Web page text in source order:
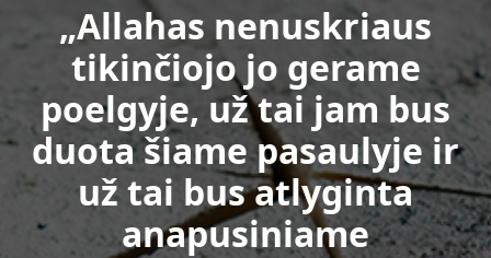
„Allahas nenuskriaus
tikinčiojo jo gerame
poelgyje, už tai jam bus
duota šiame pasaulyje ir
už tai bus atlyginta
anapusiniame